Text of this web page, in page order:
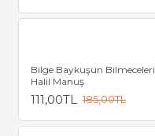
Bilge Baykuşun Bilmeceleri
Halil Manuş
111,00TL 185,00TL